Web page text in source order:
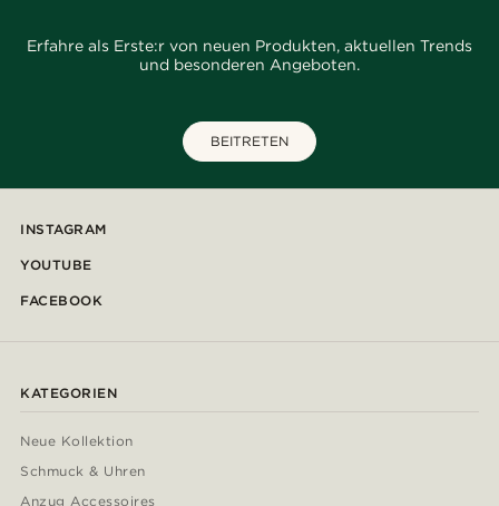
Erfahre als Erste:r von neuen Produkten, aktuellen Trends
und besonderen Angeboten.
BEITRETEN
INSTAGRAM
YOUTUBE
FACEBOOK
KATEGORIEN
Neue Kollektion
Schmuck & Uhren
Anzug Accessoires